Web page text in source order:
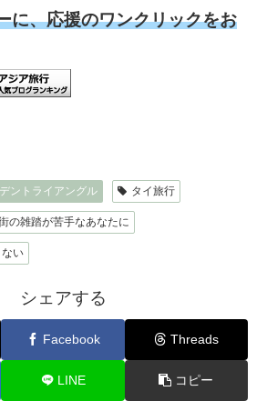
に、応援のワンクリックをお
ントライアングル タイ旅行
の雑踏が苦手なあなたに
い
シェアする
Facebook Threads
LINE コピー